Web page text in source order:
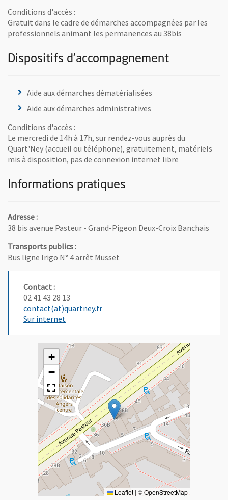
Conditions d'accès :
Gratuit dans le cadre de démarches accompagnées par les
professionnels animant les permanences au 38bis
Dispositifs d'accompagnement
Aide aux démarches dématérialisées
Aide aux démarches administratives
Conditions d'accès :
Le mercredi de 14h à 17h, sur rendez-vous auprès du
Quart'Ney (accueil ou téléphone), gratuitement, matériels
mis à disposition, pas de connexion internet libre
Informations pratiques
Adresse :
38 bis avenue Pasteur - Grand-Pigeon Deux-Croix Banchais
Transports publics :
Bus ligne Irigo N° 4 arrêt Musset
Contact :
02 41 43 28 13
contact(at)quartney.fr, Ouvre une nouvelle fenêtre
Sur internet
+
−
Leaflet | ©OpenStreetMap